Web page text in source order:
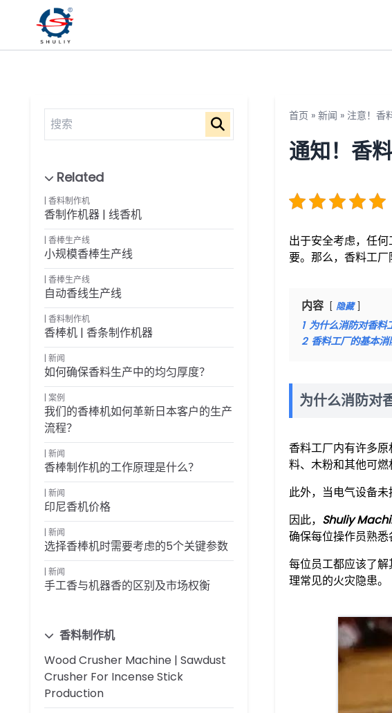
香料制作机
香制作机器 | 线香机
香棒生产线
小规模香棒生产线
香棒生产线
自动香线生产线
香料制作机
香棒机 | 香条制作机器
新闻
如何确保香料生产中的均匀厚度？
案例
我们的香棒机如何革新日本客户的生产
流程？
新闻
香棒制作机的工作原理是什么？
新闻
印尼香机价格
新闻
选择香棒机时需要考虑的5个关键参数
新闻
手工香与机器香的区别及市场权衡
香料制作机
Wood Crusher Machine | Sawdust
Crusher For Incense Stick
Production
首页 » 新闻 » 注意！香
通知！香
出于安全考虑，任
要。那么，香料工厂
内容 隐藏
1 为什么消防对香料
2 香料工厂的基本消
为什么消防对
香料工厂内有许多
料、木粉和其他可燃
此外，当电气设备
因此， Shuliy
确保每位操作员熟悉
每位员工都应该了
理常见的火灾隐患。